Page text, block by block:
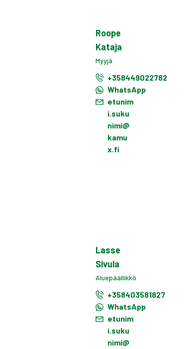
Roope
Kataja
Myyjä
+358449022782
WhatsApp
etunim
i.suku
nimi@
kamu
x.fi
Lasse
Sivula
Aluepäällikkö
+358403581827
WhatsApp
etunim
i.suku
nimi@